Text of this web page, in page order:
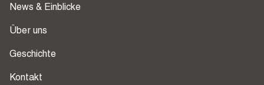
News & Einblicke
Über uns
Geschichte
Kontakt